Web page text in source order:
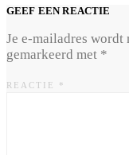
GEEF EEN REACTIE
Je e-mailadres wordt
gemarkeerd met *
REACTIE *